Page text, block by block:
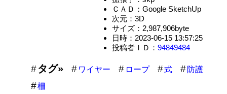
ＣＡＤ：Google SketchUp
次元：3D
サイズ：2,987,906byte
日時：2023-06-15 13:57:25
投稿者ＩＤ： 94849484
タグ» ワイヤー ロープ 式
防護
柵